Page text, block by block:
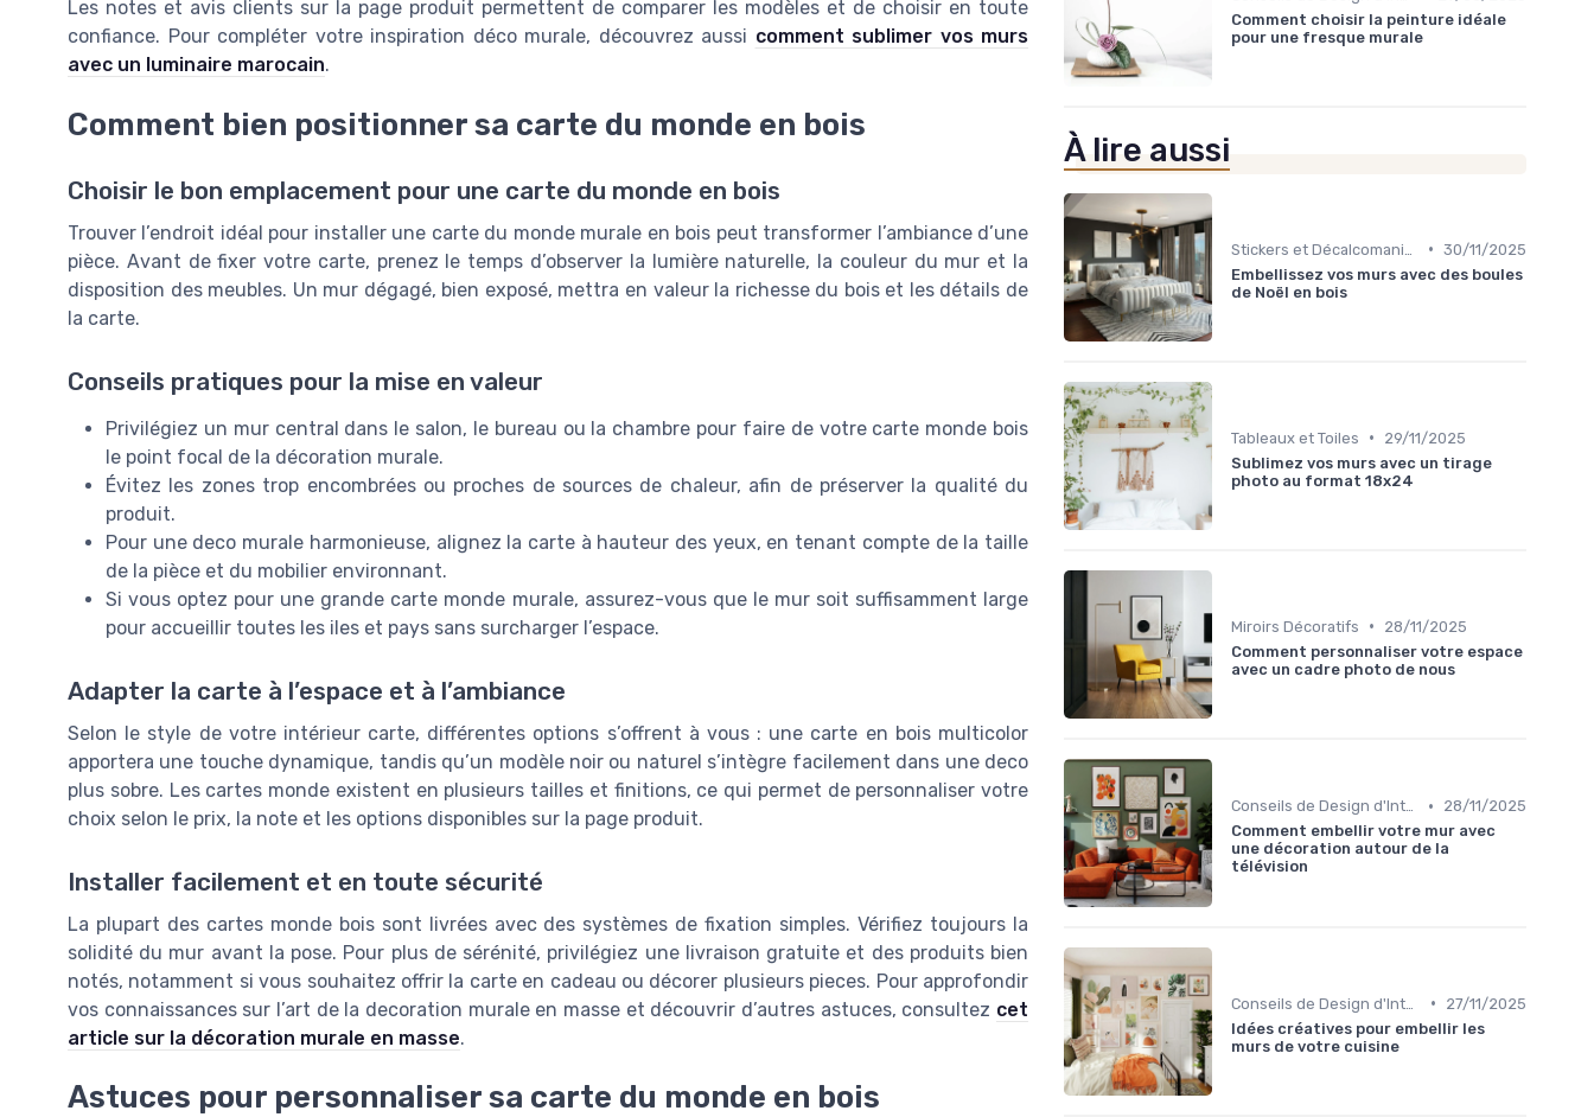
Les notes et avis clients sur la page produit permettent de comparer les modèles et de choisir en toute
confiance. Pour compléter votre inspiration déco murale, découvrez aussi comment sublimer vos murs
avec un luminaire marocain.
Comment bien positionner sa carte du monde en bois
Choisir le bon emplacement pour une carte du monde en bois
Trouver l’endroit idéal pour installer une carte du monde murale en bois peut transformer l’ambiance d’une
pièce. Avant de fixer votre carte, prenez le temps d’observer la lumière naturelle, la couleur du mur et la
disposition des meubles. Un mur dégagé, bien exposé, mettra en valeur la richesse du bois et les détails de
la carte.
Conseils pratiques pour la mise en valeur
Privilégiez un mur central dans le salon, le bureau ou la chambre pour faire de votre carte monde bois
le point focal de la décoration murale.
Évitez les zones trop encombrées ou proches de sources de chaleur, afin de préserver la qualité du
produit.
Pour une deco murale harmonieuse, alignez la carte à hauteur des yeux, en tenant compte de la taille
de la pièce et du mobilier environnant.
Si vous optez pour une grande carte monde murale, assurez-vous que le mur soit suffisamment large
pour accueillir toutes les iles et pays sans surcharger l’espace.
Adapter la carte à l’espace et à l’ambiance
Selon le style de votre intérieur carte, différentes options s’offrent à vous : une carte en bois multicolor
apportera une touche dynamique, tandis qu’un modèle noir ou naturel s’intègre facilement dans une deco
plus sobre. Les cartes monde existent en plusieurs tailles et finitions, ce qui permet de personnaliser votre
choix selon le prix, la note et les options disponibles sur la page produit.
Installer facilement et en toute sécurité
La plupart des cartes monde bois sont livrées avec des systèmes de fixation simples. Vérifiez toujours la
solidité du mur avant la pose. Pour plus de sérénité, privilégiez une livraison gratuite et des produits bien
notés, notamment si vous souhaitez offrir la carte en cadeau ou décorer plusieurs pieces. Pour approfondir
vos connaissances sur l’art de la decoration murale en masse et découvrir d’autres astuces, consultez cet
article sur la décoration murale en masse.
Astuces pour personnaliser sa carte du monde en bois
Comment choisir la peinture idéale
pour une fresque murale
À lire aussi
• 30/11/2025
Embellissez vos murs avec des boules
de Noël en bois
Tableaux et Toiles •
29/11/2025
Sublimez vos murs avec un tirage
photo au format 18x24
Miroirs Décoratifs •
28/11/2025
Comment personnaliser votre espace
avec un cadre photo de nous
Conseils de Design d'Intérieur •
28/11/2025
Comment embellir votre mur avec
une décoration autour de la
télévision
•
27/11/2025
Idées créatives pour embellir les
murs de votre cuisine